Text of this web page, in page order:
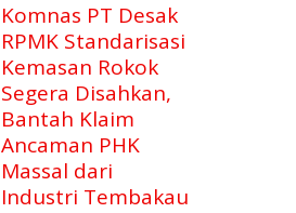
Komnas PT Desak
RPMK Standarisasi
Kemasan Rokok
Segera Disahkan,
Bantah Klaim
Ancaman PHK
Massal dari
Industri Tembakau